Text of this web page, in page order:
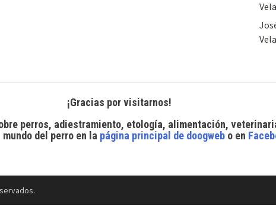
¡Gracias por visitarnos!
perros, adiestramiento, etología, alimentación,
del perroen la página principal de doogwebo en